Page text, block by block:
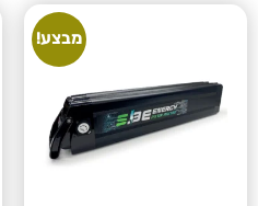
מבצע!